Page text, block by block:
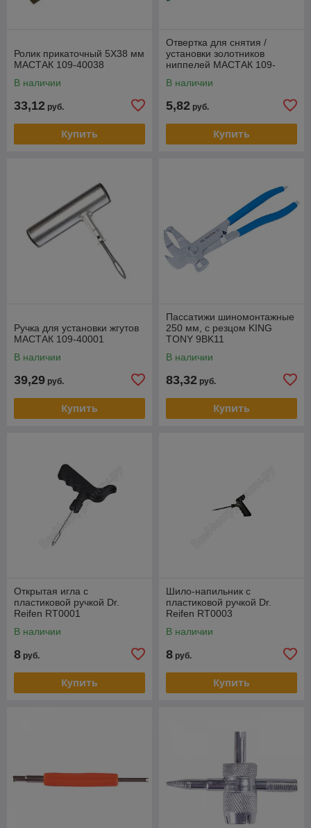
Ролик прикаточный 5Х38 мм
МАСТАК 109-40038
В наличии
33,12 руб.
Купить
Отвертка для снятия /
установки золотников
ниппелей МАСТАК 109-
В наличии
5,82 руб.
Купить
Ручка для установки жгутов
МАСТАК 109-40001
В наличии
39,29 руб.
Купить
Пассатижи шиномонтажные
250 мм, с резцом KING
TONY 9BK11
В наличии
83,32 руб.
Купить
Открытая игла с
пластиковой ручкой Dr.
Reifen RT0001
В наличии
8 руб.
Купить
Шило-напильник с
пластиковой ручкой Dr.
Reifen RT0003
В наличии
8 руб.
Купить